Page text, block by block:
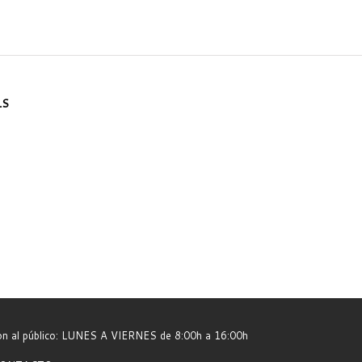
al público: LUNES A VIERNES de 8:00h a 16:00h